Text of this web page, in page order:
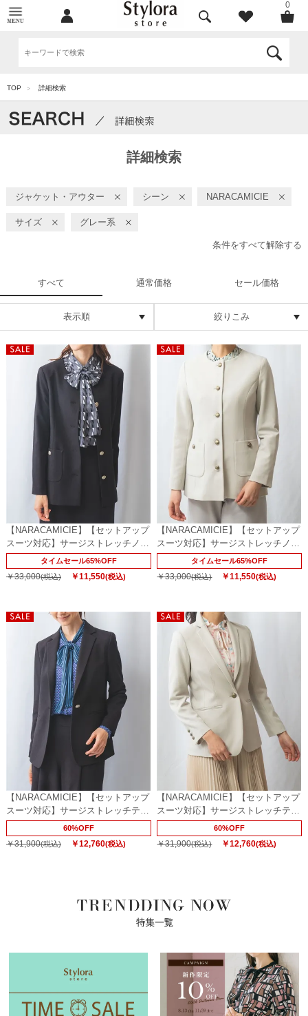
0
TOP > 詳細検索
詳細検索
ジャケット・アウター シーン NARACAMICIE
サイズ グレー系
条件をすべて解除する
すべて 通常価格 セール価格
表示順 絞りこみ
【NARACAMICIE】【セットアップ
スーツ対応】サージストレッチノー
カラージャケットタイムセール65%OFF
￥33,000(税込) ￥11,550(税込)
【NARACAMICIE】【セットアップ
スーツ対応】サージストレッチノー
カラージャケットタイムセール65%OFF
￥33,000(税込) ￥11,550(税込)
【NARACAMICIE】【セットアップ
スーツ対応】サージストレッチテー
ラードジャケット60%OFF
￥31,900(税込) ￥12,760(税込)
【NARACAMICIE】【セットアップ
スーツ対応】サージストレッチテー
ラードジャケット60%OFF
￥31,900(税込) ￥12,760(税込)